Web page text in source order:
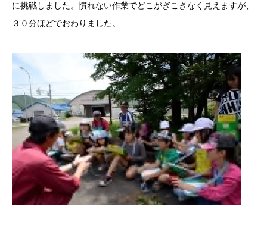
に挑戦しました。慣れない作業でどこがぎこきなく見えますが、
３０分ほどでおわりました。